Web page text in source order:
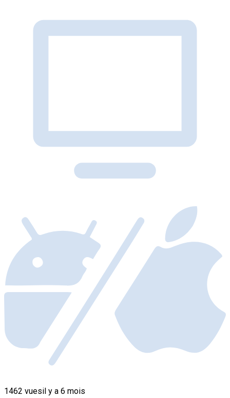
1462 vuesil y a 6 mois